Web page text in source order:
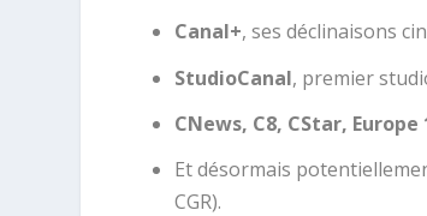
Canal+, ses déclinaisons
StudioCanal, premier
CNews, C8, CStar, Europe
Et désormais
CGR).